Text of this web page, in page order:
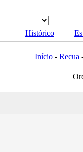
Histórico
Início - Recua